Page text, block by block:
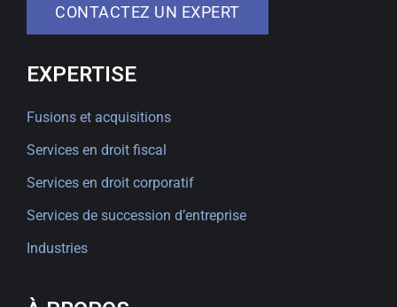
CONTACTEZ UN EXPERT
EXPERTISE
Fusions et acquisitions
Services en droit fiscal
Services en droit corporatif
Services de succession d’entreprise
Industries